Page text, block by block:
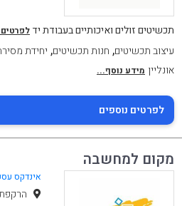
תכשיטים זולים ואיכותיים בעבודת יד
עיצוב תכשיטים, חנות תכשיטים, יחידת
אונליין מידע נוסף...
לפרטים נוספים
מקום למחשבה
אינדקס